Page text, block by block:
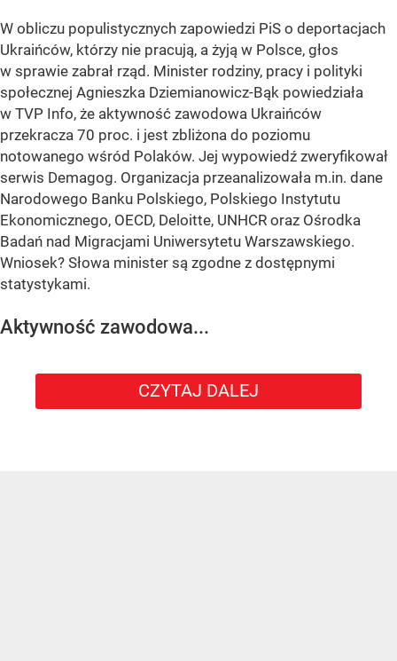
W obliczu populistycznych zapowiedzi PiS o deportacjach
Ukraińców, którzy nie pracują, a żyją w Polsce, głos
w sprawie zabrał rząd. Minister rodziny, pracy i polityki
społecznej Agnieszka Dziemianowicz-Bąk powiedziała
w TVP Info, że aktywność zawodowa Ukraińców
przekracza 70 proc. i jest zbliżona do poziomu
notowanego wśród Polaków. Jej wypowiedź zweryfikował
serwis Demagog. Organizacja przeanalizowała m.in. dane
Narodowego Banku Polskiego, Polskiego Instytutu
Ekonomicznego, OECD, Deloitte, UNHCR oraz Ośrodka
Badań nad Migracjami Uniwersytetu Warszawskiego.
Wniosek? Słowa minister są zgodne z dostępnymi
statystykami.
Aktywność zawodowa...
CZYTAJ DALEJ